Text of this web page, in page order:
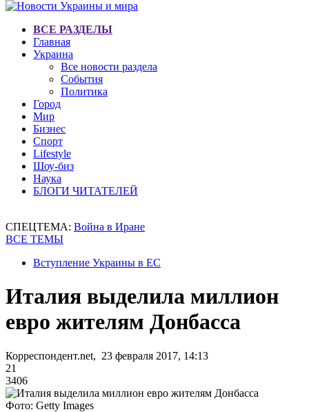
ВСЕ РАЗДЕЛЫ
Главная
Украина
Все новости раздела
События
Политика
Город
Мир
Бизнес
Спорт
Lifestyle
Шоу-биз
Наука
БЛОГИ ЧИТАТЕЛЕЙ
СПЕЦТЕМА: Война в Иране
ВСЕ ТЕМЫ
Вступление Украины в ЕС
Италия выделила миллион
евро жителям Донбасса
Корреспондент.net, 23 февраля 2017, 14:13
21
3406
Фото: Getty Images